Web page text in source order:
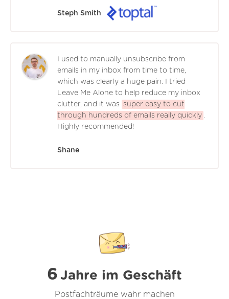
Steph Smith
I used to manually unsubscribe from
emails in my inbox from time to time,
which was clearly a huge pain. I tried
Leave Me Alone to help reduce my inbox
clutter, and it was
super easy to cut
through hundreds of emails really quickly .
Highly recommended!
Shane
6 Jahre im Geschäft
Postfachträume wahr machen